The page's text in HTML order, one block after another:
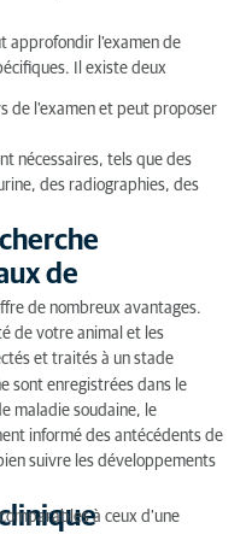
approfondir l'examen de
Il existe deux
de l'examen et peut proposer
nécessaires, tels que des
des radiographies, des
de
de nombreux avantages.
de votre animal et les
et traités à un stade
sont enregistrées dans le
maladie soudaine, le
informé des antécédents de
suivre les développements
à ceux d'une